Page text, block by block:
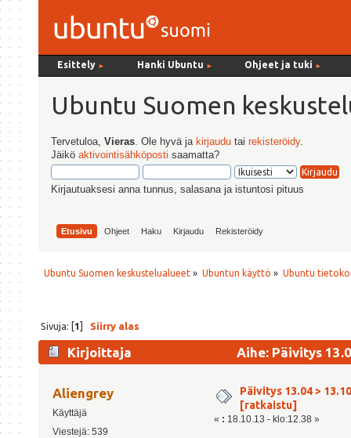
Esittely ► Hanki Ubuntu ► Ohjeet ja tuki ►
Ubuntu Suomen
Tervetuloa,Vieras . Ole hyvä ja kirjaudu tairekisteröidy.
Jäiköaktivointisähköposti saamatta?
Kirjautuaksesi anna tunnus, salasana ja istuntosi pituus
Etusivu Ohjeet Haku Kirjaudu Rekisteröidy
Ubuntu Suomen keskustelualueet » Ubuntun käyttö » Ubuntu
Sivuja: [1] Siirry alas
Kirjoittaja
Aihe: Päivitys
Aliengrey
Käyttäjä
Viestejä: 539
Päivitys 13.04 >
[ratkaistu]
« : 18.10.13 - klo:12.38 »